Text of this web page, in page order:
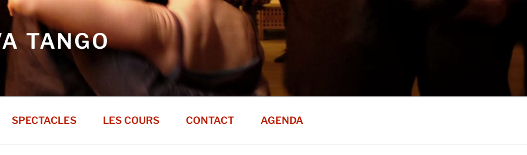
TANGO
SPECTACLES LES COURS CONTACT AGENDA